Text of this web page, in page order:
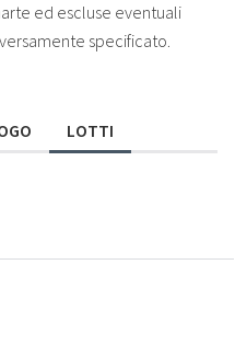
ed escluse eventuali
specificato.
LOTTI